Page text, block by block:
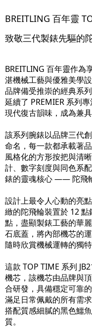
BREITLING 百年靈
致敬三代製錶先驅的
BREITLING 百年靈作為
湛機械工藝與優雅美學
品牌備受推崇的經典系
延續了 PREMIER 系列
現代復古韻味，成為兼
該系列腕錶以品牌三代
命名，每一款都承載著
風格化的方形按把與清
計、數字刻度與同色系
錶的靈魂核心 —— 陀飛
設計上最令人心動的亮
緻的陀飛輪裝置於 12
點，盡顯製錶工藝的華
石底蓋，將內部機芯的
隨時欣賞機械運轉的獨特
這款 TOP TIME 系列
機芯，該機芯由品牌與
合研發，具備穩定可靠
滿足日常佩戴的所有需
搭配質感細膩的黑色鱷
質。